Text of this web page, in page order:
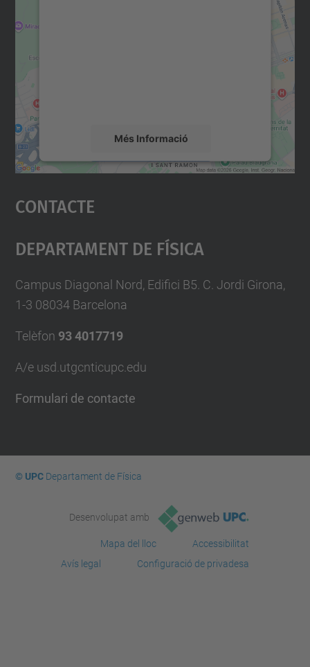
Més Informació
Accepta
powered by
Contacte
Departament De Física
Campus Diagonal Nord, Edifici B5. C. Jordi Girona,
1-3 08034 Barcelona
Telèfon 93 4017719
A/e usd.utgcnticupc.edu
Formulari de contacte
© UPCDepartament de Física
Desenvolupat amb
Mapa del lloc
Accessibilitat
Avís legal
Configuració de privadesa